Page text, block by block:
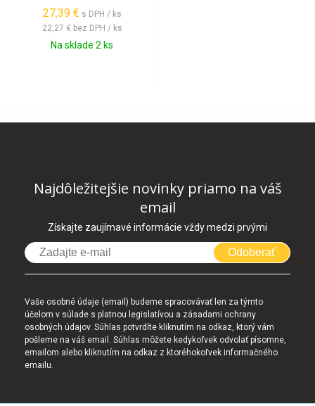
27,39 € s DPH / ks
22,27 € bez DPH / ks
Na sklade 2 ks
Najdôležitejšie novinky priamo na váš
email
Získajte zaujímavé informácie vždy medzi prvými
Odoberať
Vaše osobné údaje (email) budeme spracovávať len za týmto
účelom v súlade s platnou legislatívou a zásadami ochrany
osobných údajov. Súhlas potvrdíte kliknutím na odkaz, ktorý vám
pošleme na váš email. Súhlas môžete kedykoľvek odvolať písomne,
emailom alebo kliknutím na odkaz z ktoréhokoľvek informačného
emailu.